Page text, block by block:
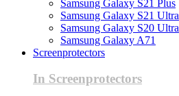
Samsung Galaxy S21 Plus
Samsung Galaxy S21 Ultra
Samsung Galaxy S20 Ultra
Samsung Galaxy A71
Screenprotectors
In Screenprotectors